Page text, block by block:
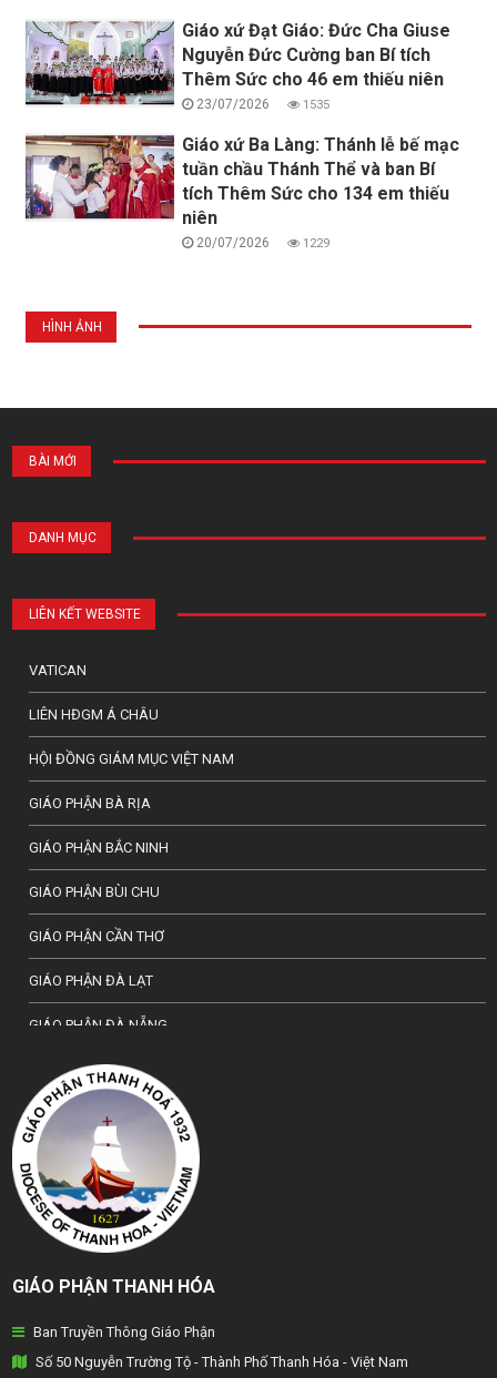
Giáo xứ Đạt Giáo: Đức Cha Giuse
Nguyễn Đức Cường ban Bí tích
Thêm Sức cho 46 em thiếu niên
23/07/2026 1535
Giáo xứ Ba Làng: Thánh lễ bế mạc
tuần chầu Thánh Thể và ban Bí
tích Thêm Sức cho 134 em thiếu
niên
20/07/2026 1229
HÌNH ẢNH
BÀI MỚI
DANH MỤC
LIÊN KẾT WEBSITE
VATICAN
LIÊN HĐGM Á CHÂU
HỘI ĐỒNG GIÁM MỤC VIỆT NAM
GIÁO PHẬN BÀ RỊA
GIÁO PHẬN BẮC NINH
GIÁO PHẬN BÙI CHU
GIÁO PHẬN CẦN THƠ
GIÁO PHẬN ĐÀ LẠT
GIÁO PHẬN ĐÀ NẴNG
TỔNG GIÁO PHẬN HÀ NỘI
GIÁO PHẬN HẢI PHÒNG
TỔNG GIÁO PHẬN HUẾ
GIÁO PHẬN HƯNG HOÁ
GIÁO PHẬN KON TUM
GIÁO PHẬN LẠNG SƠN
GIÁO PHẬN LONG XUYÊN
GIÁO PHẬN THANH HÓA
Ban Truyền Thông Giáo Phận
Số 50 Nguyễn Trường Tộ - Thành Phố Thanh Hóa - Việt Nam